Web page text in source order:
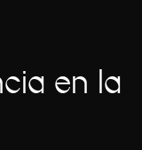
en la